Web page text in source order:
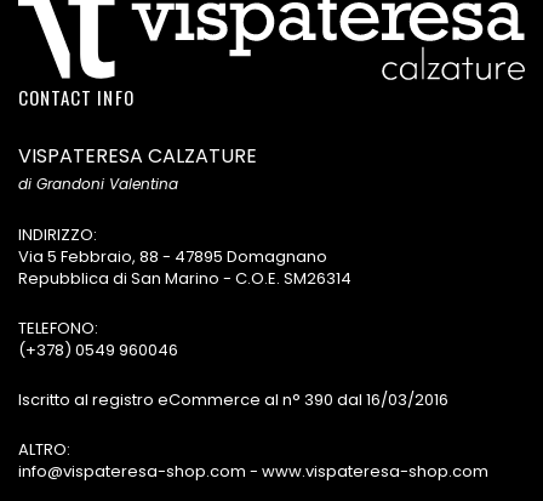
CONTACT INFO
VISPATERESA CALZATURE
di Grandoni Valentina
INDIRIZZO:
Via 5 Febbraio, 88 - 47895 Domagnano
Repubblica di San Marino - C.O.E. SM26314
TELEFONO:
(+378) 0549 960046
Iscritto al registro eCommerce al n° 390 dal 16/03/2016
ALTRO:
info@vispateresa-shop.com - www.vispateresa-shop.com